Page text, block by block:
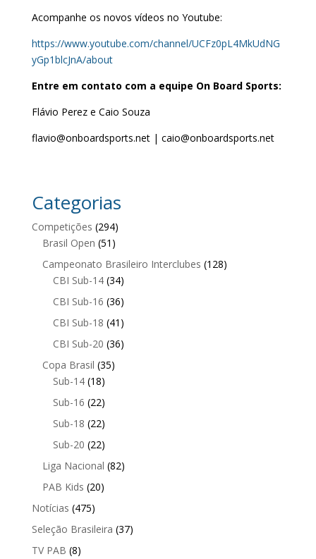
Acompanhe os novos vídeos no Youtube:
https://www.youtube.com/channel/UCFz0pL4MkUdNG
yGp1blcJnA/about
Entre em contato com a equipe On Board Sports:
Flávio Perez e Caio Souza
flavio@onboardsports.net | caio@onboardsports.net
Categorias
Competições (294)
Brasil Open (51)
Campeonato Brasileiro Interclubes (128)
CBI Sub-14(34)
CBI Sub-16 (36)
CBI Sub-18 (41)
CBI Sub-20 (36)
Copa Brasil (35)
Sub-14(18)
Sub-16 (22)
Sub-18 (22)
Sub-20 (22)
Liga Nacional (82)
PAB Kids (20)
Notícias (475)
Seleção Brasileira (37)
TV PAB (8)